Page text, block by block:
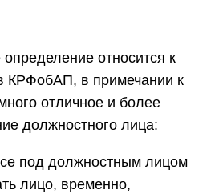
относится к
КРФобАП, в примечании к
отличное и более
должностного лица:
под должностным лицом
лицо, временно,